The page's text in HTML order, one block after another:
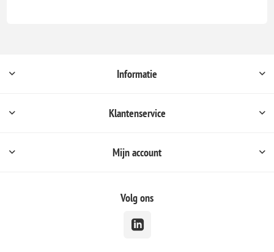
Informatie
Klantenservice
Mijn account
Volg ons